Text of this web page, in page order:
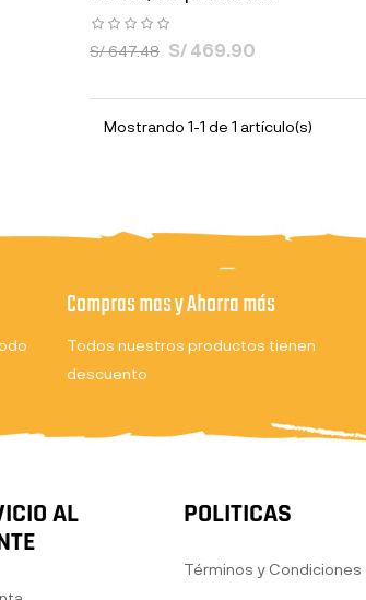
S/ 647.48 S/ 469.90
Mostrando 1-1 de 1 artículo(s)
Compras mas y Ahorra más
Todos nuestros productos tienen
descuento
AL
POLITICAS
Términos y Condiciones